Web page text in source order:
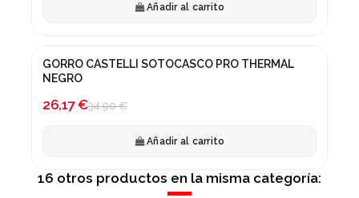
Añadir al carrito
¡En oferta!
GORRO CASTELLI SOTOCASCO PRO THERMAL
NEGRO
26,17 €34,90 €
Añadir al carrito
16 otros productos en la misma categoría: